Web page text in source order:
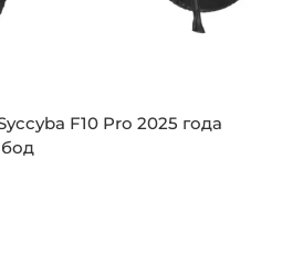
F10 Pro 2025 года